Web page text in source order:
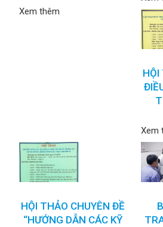
Xem thêm
HỘI
Xem
HỘI THẢO CHUYÊN ĐỀ
“HƯỚNG DẪN CÁC KỸ